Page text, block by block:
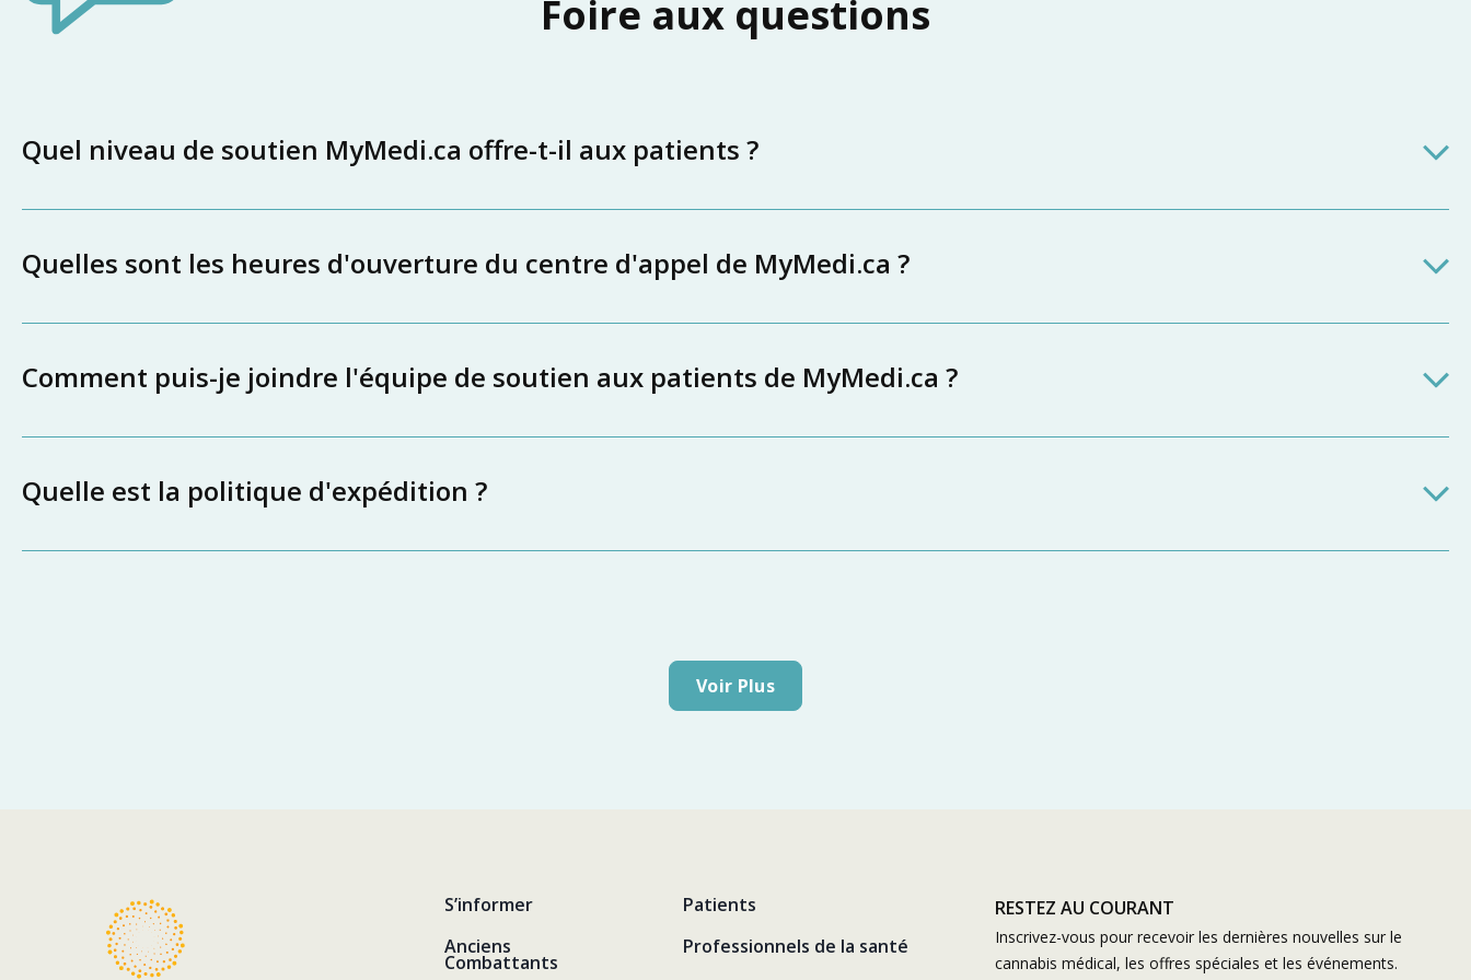
Foire aux questions
Quel niveau de soutien MyMedi.ca offre-t-il aux patients ?
Quelles sont les heures d'ouverture du centre d'appel de MyMedi.ca ?
Comment puis-je joindre l'équipe de soutien aux patients de MyMedi.ca ?
Quelle est la politique d'expédition ?
Voir Plus
S’informer
Anciens
Combattants
Patients
Professionnels de la santé
RESTEZ AU COURANT
Inscrivez-vous pour recevoir les dernières nouvelles sur le
cannabis médical, les offres spéciales et les événements.